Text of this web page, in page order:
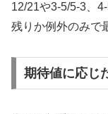
12/21や3-5/5-3、
残りか例外のみで
期待値に応じ